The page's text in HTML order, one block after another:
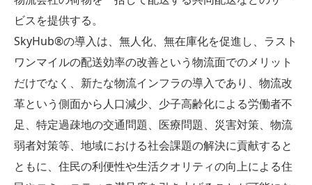
ビスを提供する。
SkyHub®の導入は、無人化、無在庫化を促進し、ラスト
ワンマイルの配送効率の改善という物流面でのメリット
だけでなく、新たな物流インフラの導入であり、物流改
革という側面から人口減少、少子高齢化による労働者不
足、特定過疎地の交通問題、医療問題、災害対策、物流
弱者対策等、地域における社会課題の解決に貢献すると
ともに、住民の利便性や生活クオリティの向上による住